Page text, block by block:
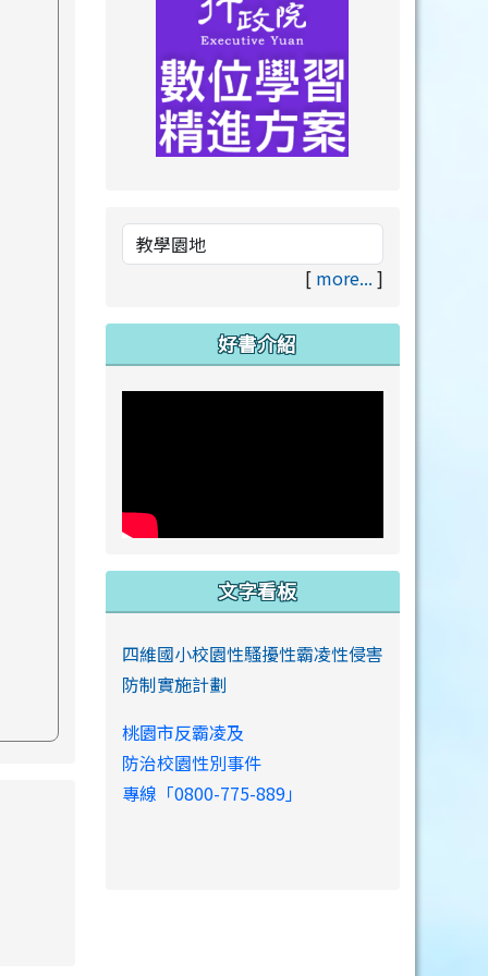
XOOPS \
[ more... ]
好書介紹
文字看板
四維國小校園性騷擾性霸凌性侵害
防制實施計劃
桃園市反霸凌及
防治校園性別事件
專線「0800-775-889」